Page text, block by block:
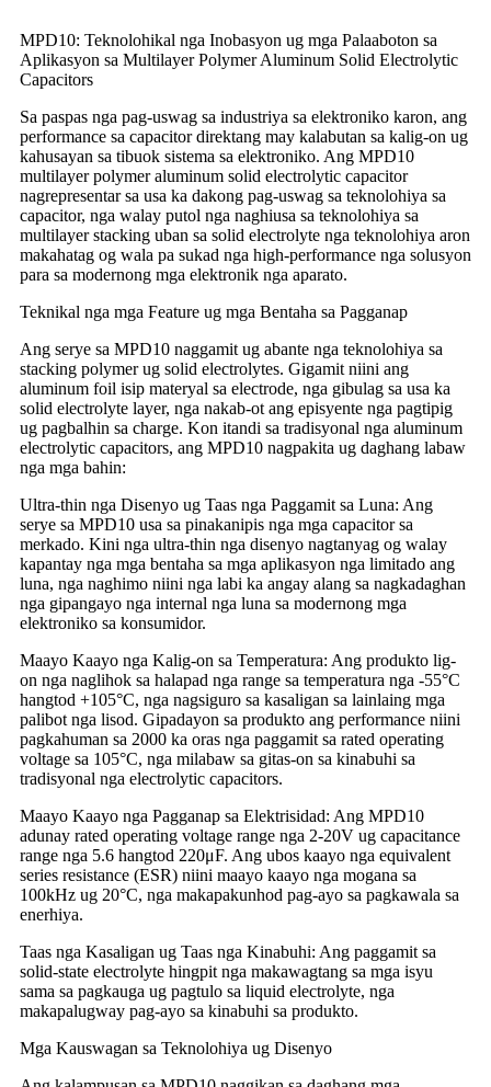
MPD10: Teknolohikal nga Inobasyon ug mga Palaaboton sa
Aplikasyon sa Multilayer Polymer Aluminum Solid Electrolytic
Capacitors
Sa paspas nga pag-uswag sa industriya sa elektroniko karon, ang
performance sa capacitor direktang may kalabutan sa kalig-on ug
kahusayan sa tibuok sistema sa elektroniko. Ang MPD10
multilayer polymer aluminum solid electrolytic capacitor
nagrepresentar sa usa ka dakong pag-uswag sa teknolohiya sa
capacitor, nga walay putol nga naghiusa sa teknolohiya sa
multilayer stacking uban sa solid electrolyte nga teknolohiya aron
makahatag og wala pa sukad nga high-performance nga solusyon
para sa modernong mga elektronik nga aparato.
Teknikal nga mga Feature ug mga Bentaha sa Pagganap
Ang serye sa MPD10 naggamit ug abante nga teknolohiya sa
stacking polymer ug solid electrolytes. Gigamit niini ang
aluminum foil isip materyal sa electrode, nga gibulag sa usa ka
solid electrolyte layer, nga nakab-ot ang episyente nga pagtipig
ug pagbalhin sa charge. Kon itandi sa tradisyonal nga aluminum
electrolytic capacitors, ang MPD10 nagpakita ug daghang labaw
nga mga bahin:
Ultra-thin nga Disenyo ug Taas nga Paggamit sa Luna: Ang
serye sa MPD10 usa sa pinakanipis nga mga capacitor sa
merkado. Kini nga ultra-thin nga disenyo nagtanyag og walay
kapantay nga mga bentaha sa mga aplikasyon nga limitado ang
luna, nga naghimo niini nga labi ka angay alang sa nagkadaghan
nga gipangayo nga internal nga luna sa modernong mga
elektroniko sa konsumidor.
Maayo Kaayo nga Kalig-on sa Temperatura: Ang produkto lig-
on nga naglihok sa halapad nga range sa temperatura nga -55°C
hangtod +105°C, nga nagsiguro sa kasaligan sa lainlaing mga
palibot nga lisod. Gipadayon sa produkto ang performance niini
pagkahuman sa 2000 ka oras nga paggamit sa rated operating
voltage sa 105°C, nga milabaw sa gitas-on sa kinabuhi sa
tradisyonal nga electrolytic capacitors.
Maayo Kaayo nga Pagganap sa Elektrisidad: Ang MPD10
adunay rated operating voltage range nga 2-20V ug capacitance
range nga 5.6 hangtod 220μF. Ang ubos kaayo nga equivalent
series resistance (ESR) niini maayo kaayo nga mogana sa
100kHz ug 20°C, nga makapakunhod pag-ayo sa pagkawala sa
enerhiya.
Taas nga Kasaligan ug Taas nga Kinabuhi: Ang paggamit sa
solid-state electrolyte hingpit nga makawagtang sa mga isyu
sama sa pagkauga ug pagtulo sa liquid electrolyte, nga
makapalugway pag-ayo sa kinabuhi sa produkto.
Mga Kauswagan sa Teknolohiya ug Disenyo